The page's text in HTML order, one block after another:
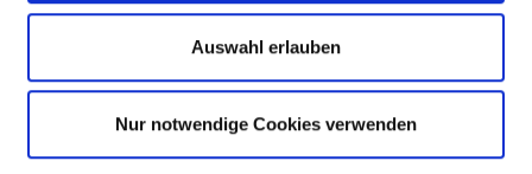
Auswahl erlauben
Nur notwendige Cookies verwenden
Krankenhausträger: Sana Krankenhaus
Gottesfriede Woltersdorf gGmbH